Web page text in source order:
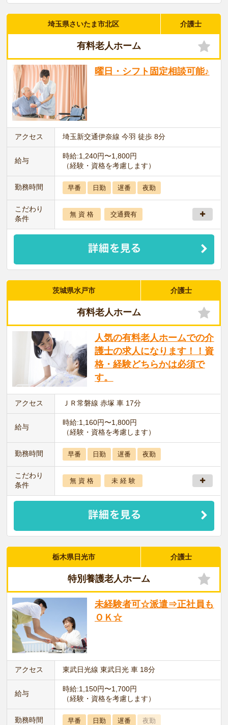
埼玉県さいたま市北区 介護士
有料老人ホーム
曜日・シフト固定相談可能♪
アクセス 埼玉新交通伊奈線 今羽 徒歩 8分
給与
時給:1,240円〜1,800円
（経験・資格を考慮します）
勤務時間 早番 日勤 遅番 夜勤
こだわり
条件
無 資 格 交通費有
茨城県水戸市 介護士
有料老人ホーム
人気の有料老人ホームでの介
護士の求人になります！！資
格・経験どちらかは必須で
す。
アクセス ＪＲ常磐線 赤塚 車 17分
給与
時給:1,160円〜1,800円
（経験・資格を考慮します）
勤務時間 早番 日勤 遅番 夜勤
こだわり
条件
無 資 格 未 経 験
栃木県日光市 介護士
特別養護老人ホーム
未経験者可☆派遣⇒正社員も
ＯＫ☆
アクセス 東武日光線 東武日光 車 18分
給与
時給:1,150円〜1,700円
（経験・資格を考慮します）
勤務時間 早番 日勤 遅番 夜勤